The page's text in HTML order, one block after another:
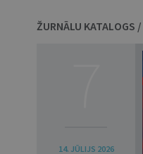
ŽURNĀLU KATALOGS /
14. JŪLIJS 2026